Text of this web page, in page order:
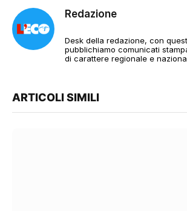
Redazione
Desk della redazione, con
pubblichiamo comunicati
di carattere regionale e
ARTICOLI SIMILI